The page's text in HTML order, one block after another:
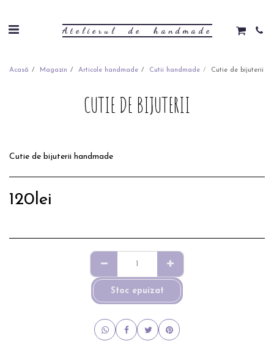
Atelierul de handmade
Acasă Magazin Articole handmade Cutii handmade Cutie de bijuterii
CUTIE DE BIJUTERII
Cutie de bijuterii handmade
120lei
Stoc epuizat